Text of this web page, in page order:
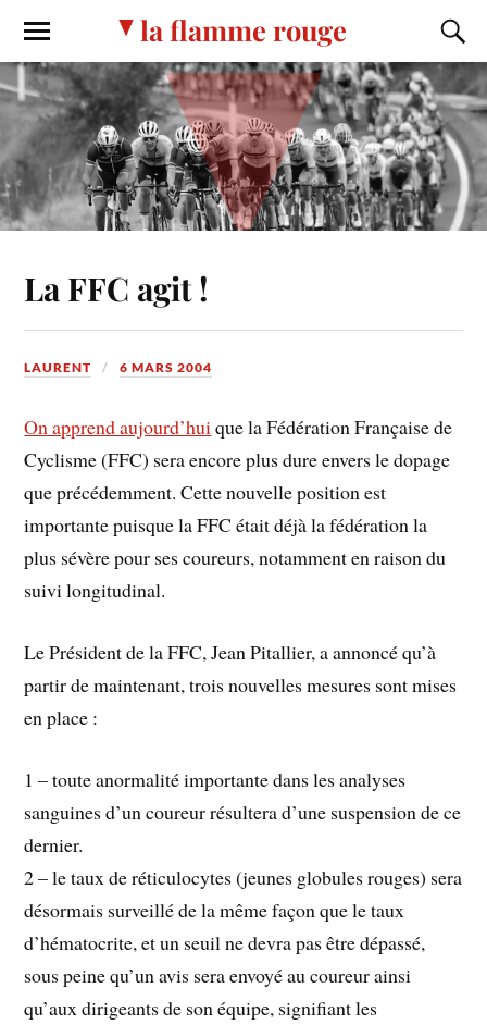
la flamme rouge
La FFC agit !
LAURENT 6 MARS 2004
On apprend aujourd’huique la Fédération Française de
Cyclisme (FFC) sera encore plus dure envers le dopage
que précédemment. Cette nouvelle position est
importante puisque la FFC était déjà la fédération la
plus sévère pour ses coureurs, notamment en raison du
suivi longitudinal.
Le Président de la FFC, Jean Pitallier, a annoncé qu’à
partir de maintenant, trois nouvelles mesures sont mises
en place :
1 – toute anormalité importante dans les analyses
sanguines d’un coureur résultera d’une suspension de ce
dernier.
2 – le taux de réticulocytes (jeunes globules rouges) sera
désormais surveillé de la même façon que le taux
d’hématocrite, et un seuil ne devra pas être dépassé,
sous peine qu’un avis sera envoyé au coureur ainsi
qu’aux dirigeants de son équipe, signifiant les